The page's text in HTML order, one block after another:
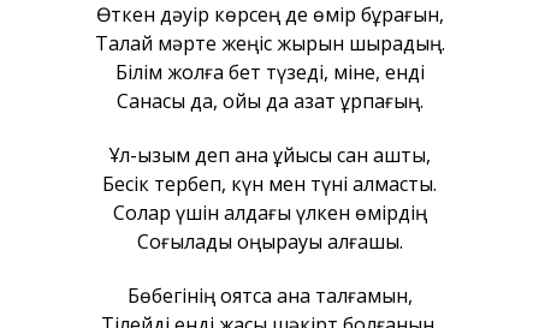
Өткен дәуір көрсең де өмір бұрқағын,
Талай мәрте жеңіс жырын шырқадың.
Білім жолға бет түзеді, міне, енді
Санасы да, ойы да азат ұрпағың.
Ұл-қызым деп ана ұйқысы сан қашты,
Бесік тербеп, күн мен түні алмасты.
Солар үшін алдағы үлкен өмірдің
Соғылады қоңырауы алғашқы.
Бөбегінің оятса ана талғамын,